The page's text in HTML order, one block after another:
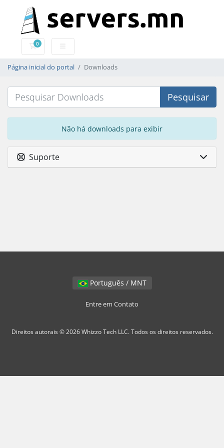
0
Carrinho de Compras
Página inicial do portal Downloads
Pesquisar
Não há downloads para exibir
Suporte
Português / MNT
Entre em Contato
Direitos autorais © 2026 Whizzo Tech LLC. Todos os direitos reservados.